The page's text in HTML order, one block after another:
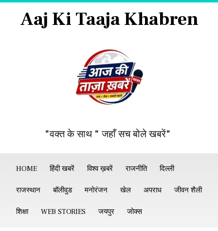
Aaj Ki Taaja Khabren
"वक्त के साथ " जहाँ सच बोले खबरें"
HOME हिंदी खबरें विश्व ख़बरें राजनीति दिल्ली
राजस्थान बॉलीवुड मनोरंजन खेल अपराध जीवन शैली
शिक्षा WEB STORIES जयपुर जोक्स